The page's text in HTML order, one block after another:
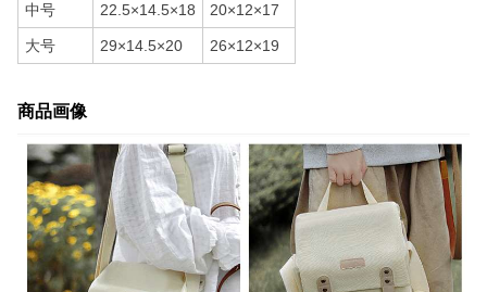
中号 22.5×14.5×18 20×12×17
大号 29×14.5×20 26×12×19
商品画像